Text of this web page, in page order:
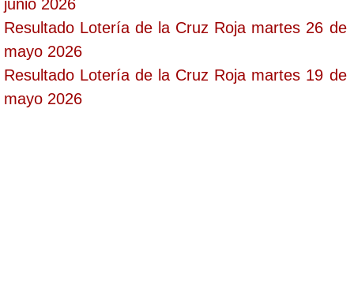
junio 2026
Resultado Lotería de la Cruz Roja martes 26 de
mayo 2026
Resultado Lotería de la Cruz Roja martes 19 de
mayo 2026